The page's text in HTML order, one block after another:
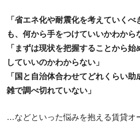
「省エネ化や耐震化を考えていく
も、何から手をつけていいかわから
「まずは現状を把握することから
していいのかわからない」
「国と自治体合わせてどれくらい
雑で調べ切れていない」
…などといった悩みを抱える賃貸オ